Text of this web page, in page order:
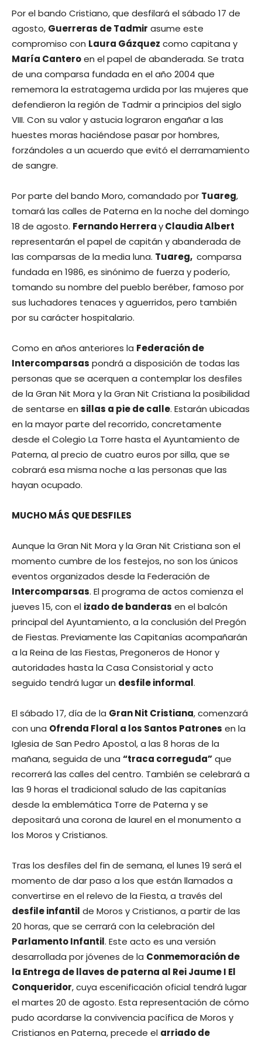
Por el bando Cristiano, que desfilará el sábado 17 de
agosto, Guerreras de Tadmir asume este
compromiso con Laura Gázquez como capitana y
María Canteroen el papel de abanderada. Se trata
de una comparsa fundada en el año 2004 que
rememora la estratagema urdida por las mujeres que
defendieron la región de Tadmir a principios del siglo
VIII. Con su valor y astucia lograron engañar a las
huestes moras haciéndose pasar por hombres,
forzándoles a un acuerdo que evitó el derramamiento
de sangre.
Por parte del bando Moro, comandado por Tuareg,
tomará las calles de Paterna en la noche del domingo
18 de agosto. Fernando HerrerayClaudia Albert
representarán el papel de capitán y abanderada de
las comparsas de la media luna. Tuareg, comparsa
fundada en 1986, es sinónimo de fuerza y poderío,
tomando su nombre del pueblo beréber, famoso por
sus luchadores tenaces y aguerridos, pero también
por su carácter hospitalario.
Como en años anteriores la Federación de
Intercomparsas pondrá a disposición de todas las
personas que se acerquen a contemplar los desfiles
de la Gran Nit Mora y la Gran Nit Cristiana la posibilidad
de sentarse en sillas a pie de calle. Estarán ubicadas
en la mayor parte del recorrido, concretamente
desde el Colegio La Torre hasta el Ayuntamiento de
Paterna, al precio de cuatro euros por silla, que se
cobrará esa misma noche a las personas que las
hayan ocupado.
MUCHO MÁS QUE DESFILES
Aunque la Gran Nit Mora y la Gran Nit Cristiana son el
momento cumbre de los festejos, no son los únicos
eventos organizados desde la Federación de
Intercomparsas. El programa de actos comienza el
jueves 15, con el izado de banderas en el balcón
principal del Ayuntamiento, a la conclusión del Pregón
de Fiestas. Previamente las Capitanías acompañarán
a la Reina de las Fiestas, Pregoneros de Honor y
autoridades hasta la Casa Consistorial y acto
seguido tendrá lugar un desfile informal.
El sábado 17, día de la Gran Nit Cristiana, comenzará
con una Ofrenda Floral a los Santos Patrones en la
Iglesia de San Pedro Apostol, a las 8 horas de la
mañana, seguida de una “traca correguda”que
recorrerá las calles del centro. También se celebrará a
las 9 horas el tradicional saludo de las capitanías
desde la emblemática Torre de Paterna y se
depositará una corona de laurel en el monumento a
los Moros y Cristianos.
Tras los desfiles del fin de semana, el lunes 19 será el
momento de dar paso a los que están llamados a
convertirse en el relevo de la Fiesta, a través del
desfile infantil de Moros y Cristianos, a partir de las
20 horas, que se cerrará con la celebración del
Parlamento Infantil. Este acto es una versión
desarrollada por jóvenes de la Conmemoración de
la Entrega de llaves de paterna al Rei Jaume I El
Conqueridor, cuya escenificación oficial tendrá lugar
el martes 20 de agosto. Esta representación de cómo
pudo acordarse la convivencia pacífica de Moros y
Cristianos en Paterna, precede el arriado de